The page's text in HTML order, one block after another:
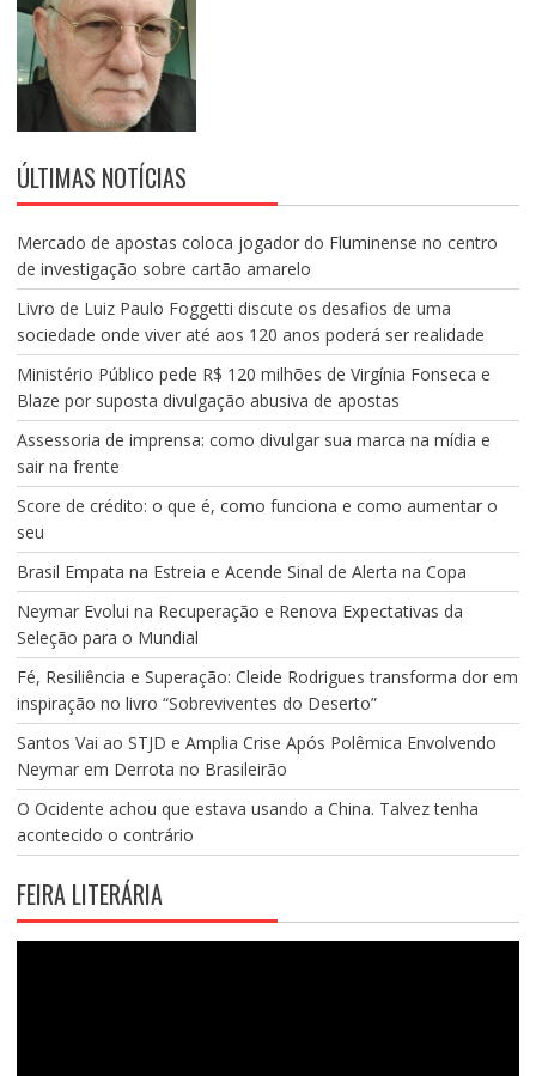
ÚLTIMAS NOTÍCIAS
Mercado de apostas coloca jogador do Fluminense no centro
de investigação sobre cartão amarelo
Livro de Luiz Paulo Foggetti discute os desafios de uma
sociedade onde viver até aos 120 anos poderá ser realidade
Ministério Público pede R$ 120 milhões de Virgínia Fonseca e
Blaze por suposta divulgação abusiva de apostas
Assessoria de imprensa: como divulgar sua marca na mídia e
sair na frente
Score de crédito: o que é, como funciona e como aumentar o
seu
Brasil Empata na Estreia e Acende Sinal de Alerta na Copa
Neymar Evolui na Recuperação e Renova Expectativas da
Seleção para o Mundial
Fé, Resiliência e Superação: Cleide Rodrigues transforma dor em
inspiração no livro “Sobreviventes do Deserto”
Santos Vai ao STJD e Amplia Crise Após Polêmica Envolvendo
Neymar em Derrota no Brasileirão
O Ocidente achou que estava usando a China. Talvez tenha
acontecido o contrário
FEIRA LITERÁRIA